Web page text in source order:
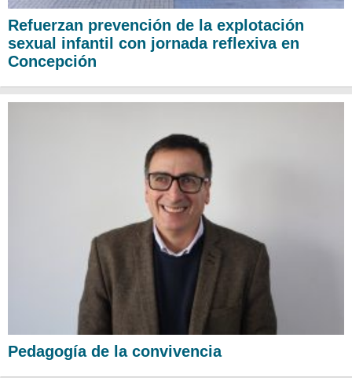
Refuerzan prevención de la explotación
sexual infantil con jornada reflexiva en
Concepción
Pedagogía de la convivencia